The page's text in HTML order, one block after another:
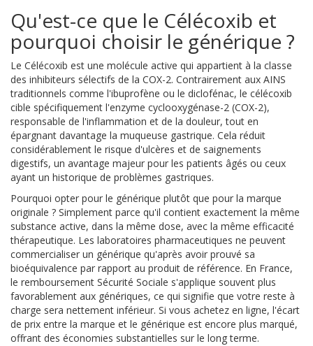
Qu'est-ce que le Célécoxib et
pourquoi choisir le générique ?
Le Célécoxib est une molécule active qui appartient à la classe
des inhibiteurs sélectifs de la COX-2. Contrairement aux AINS
traditionnels comme l'ibuprofène ou le diclofénac, le célécoxib
cible spécifiquement l'enzyme cyclooxygénase-2 (COX-2),
responsable de l'inflammation et de la douleur, tout en
épargnant davantage la muqueuse gastrique. Cela réduit
considérablement le risque d'ulcères et de saignements
digestifs, un avantage majeur pour les patients âgés ou ceux
ayant un historique de problèmes gastriques.
Pourquoi opter pour le générique plutôt que pour la marque
originale ? Simplement parce qu'il contient exactement la même
substance active, dans la même dose, avec la même efficacité
thérapeutique. Les laboratoires pharmaceutiques ne peuvent
commercialiser un générique qu'après avoir prouvé sa
bioéquivalence par rapport au produit de référence. En France,
le remboursement Sécurité Sociale s'applique souvent plus
favorablement aux génériques, ce qui signifie que votre reste à
charge sera nettement inférieur. Si vous achetez en ligne, l'écart
de prix entre la marque et le générique est encore plus marqué,
offrant des économies substantielles sur le long terme.